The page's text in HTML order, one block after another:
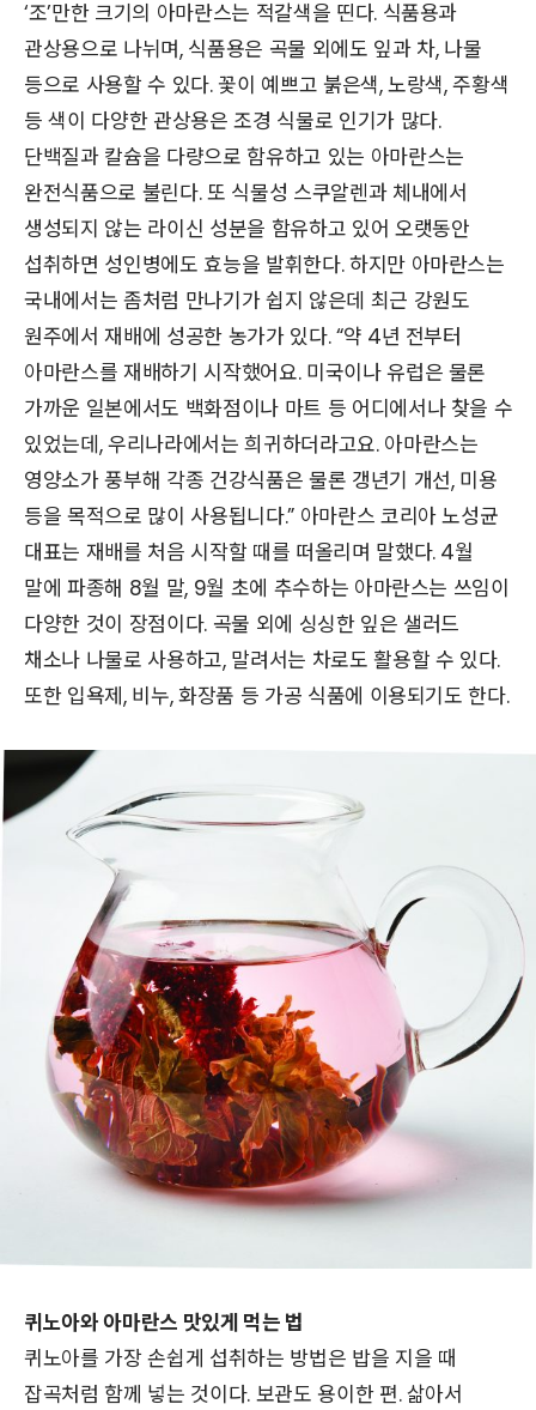
‘조’만한 크기의 아마란스는 적갈색을 띤다. 식품용과
관상용으로 나뉘며, 식품용은 곡물 외에도 잎과 차, 나물
등으로 사용할 수 있다. 꽃이 예쁘고 붉은색, 노랑색, 주황색
등 색이 다양한 관상용은 조경 식물로 인기가 많다.
단백질과 칼슘을 다량으로 함유하고 있는 아마란스는
완전식품으로 불린다. 또 식물성 스쿠알렌과 체내에서
생성되지 않는 라이신 성분을 함유하고 있어 오랫동안
섭취하면 성인병에도 효능을 발휘한다. 하지만 아마란스는
국내에서는 좀처럼 만나기가 쉽지 않은데 최근 강원도
원주에서 재배에 성공한 농가가 있다. “약 4년 전부터
아마란스를 재배하기 시작했어요. 미국이나 유럽은 물론
가까운 일본에서도 백화점이나 마트 등 어디에서나 찾을 수
있었는데, 우리나라에서는 희귀하더라고요. 아마란스는
영양소가 풍부해 각종 건강식품은 물론 갱년기 개선, 미용
등을 목적으로 많이 사용됩니다.” 아마란스 코리아 노성균
대표는 재배를 처음 시작할 때를 떠올리며 말했다. 4월
말에 파종해 8월 말, 9월 초에 추수하는 아마란스는 쓰임이
다양한 것이 장점이다. 곡물 외에 싱싱한 잎은 샐러드
채소나 나물로 사용하고, 말려서는 차로도 활용할 수 있다.
또한 입욕제, 비누, 화장품 등 가공 식품에 이용되기도 한다.
퀴노아와 아마란스 맛있게 먹는 법
퀴노아를 가장 손쉽게 섭취하는 방법은 밥을 지을 때
잡곡처럼 함께 넣는 것이다. 보관도 용이한 편. 삶아서